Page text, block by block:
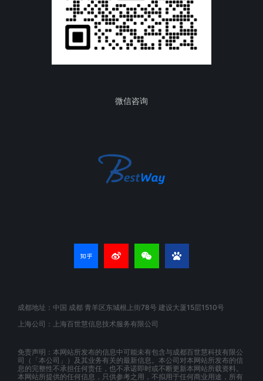
微信咨询
成都地址：中国 成都 青羊区东城根上街78号 建设大厦15层1510号
上海公司：上海百世慧信息技术服务有限公司
免责声明：本网站所发布的信息中可能未有包含与成都百世慧科技有限公
司（「本公司」）及其业务有关的最新信息。本公司对本网站所发布的信
息的完整性不承担任何责任，也不承诺即时或不断更新本网站所载资料。
本网站所提供的任何信息，只供参考之用，不拟用于任何商业用途，所有